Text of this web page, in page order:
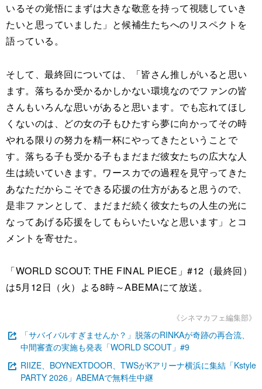
いるその覚悟にまずは大きな敬意を持って視聴していき
たいと思っていました」と候補生たちへのリスペクトを
語っている。
そして、最終回については、「皆さん推しがいると思い
ます。落ちるか受かるかしかない環境なのでファンの皆
さんもいろんな思いがあると思います。でも忘れてほし
くないのは、どの女の子もひたすら夢に向かってその時
やれる限りの努力を精一杯にやってきたということで
す。落ちる子も受かる子もまだまだ彼女たちの広大な人
生は続いていきます。ワースカでの過程を見守ってきた
あなただからこそできる応援の仕方があると思うので、
是非ファンとして、まだまだ続く彼女たちの人生の光に
なってあげる応援をしてもらいたいなと思います」とコ
メントを寄せた。
「WORLD SCOUT: THE FINAL PIECE」#12（最終回）
は5月12日（火）よる8時～ABEMAにて放送。
《シネマカフェ編集部》
「サバイバルすぎませんか？」脱落のRINKAが奇跡の再合流、
中間審査の実施も発表「WORLD SCOUT」#9
RIIZE、BOYNEXTDOOR、TWSがKアリーナ横浜に集結「Kstyle
PARTY 2026」ABEMAで無料生中継